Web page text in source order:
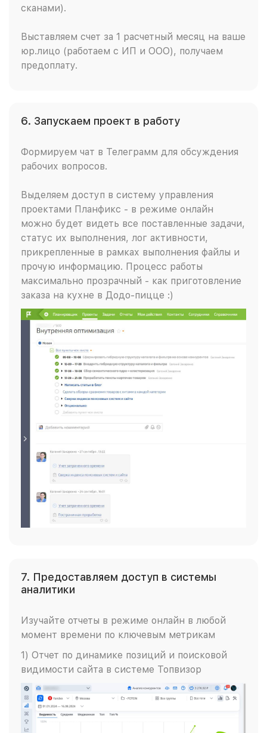
сканами).
Выставляем счет за 1 расчетный месяц на ваше
юр.лицо (работаем с ИП и ООО), получаем
предоплату.
6. Запускаем проект в работу
Формируем чат в Телеграмм для обсуждения
рабочих вопросов.
Выделяем доступ в систему управления
проектами Планфикс - в режиме онлайн
можно будет видеть все поставленные задачи,
статус их выполнения, лог активности,
прикрепленные в рамках выполнения файлы и
прочую информацию. Процесс работы
максимально прозрачный - как приготовление
заказа на кухне в Додо-пицце :)
7. Предоставляем доступ в системы
аналитики
Изучайте отчеты в режиме онлайн в любой
момент времени по ключевым метрикам
1) Отчет по динамике позиций и поисковой
видимости сайта в системе Топвизор